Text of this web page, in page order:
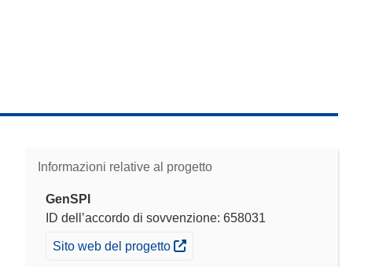
Informazioni relative al progetto
GenSPI
ID dell’accordo di sovvenzione: 658031
(si apre in una nuova finestra)
Sito web del progetto